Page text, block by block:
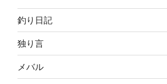
釣り日記
独り言
メバル